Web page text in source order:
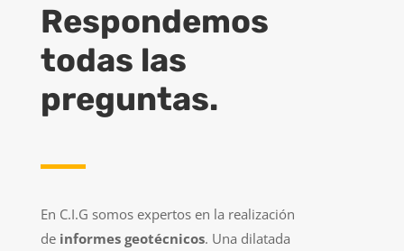
Respondemos
todas las
preguntas.
En C.I.G somos expertos en la realización
de informes geotécnicos. Una dilatada